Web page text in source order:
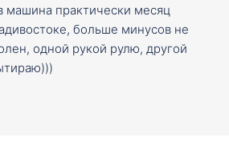
машина практически месяц
больше минусов не
одной рукой рулю, другой